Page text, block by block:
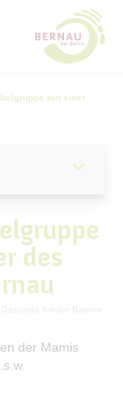
mit einer
des
der Mamis